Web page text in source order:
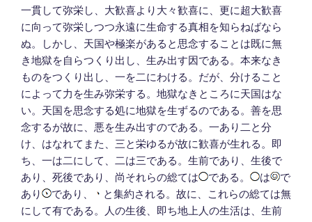
一貫して弥栄し、大歓喜より大々歓喜に、更に超大歓喜
に向って弥栄しつつ永遠に生命する真相を知らねばなら
ぬ。しかし、天国や極楽があると思念することは既に無
き地獄を自らつくり出し、生み出す因である。本来なき
ものをつくり出し、一を二にわける。だが、分けること
によって力を生み弥栄する。地獄なきところに天国はな
い。天国を思念する処に地獄を生ずるのである。善を思
念するが故に、悪を生み出すのである。一あり二と分
け、はなれてまた、三と栄ゆるが故に歓喜が生れる。即
ち、一は二にして、二は三である。生前であり、生後で
あり、死後であり、尚それらの総ては
である。 は
で
あり
であり、
と集約される。故に、これらの総ては無
にして有である。人の生後、即ち地上人の生活は、生前